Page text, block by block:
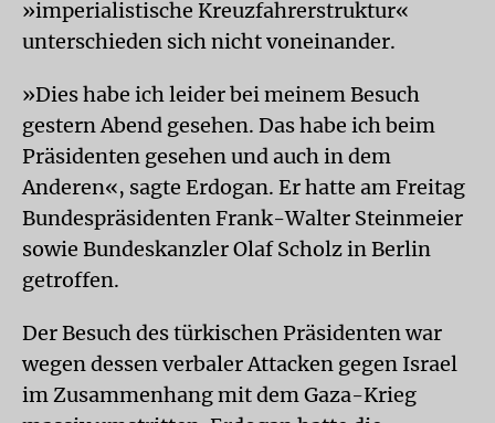
»imperialistische Kreuzfahrerstruktur«
unterschieden sich nicht voneinander.
»Dies habe ich leider bei meinem Besuch
gestern Abend gesehen. Das habe ich beim
Präsidenten gesehen und auch in dem
Anderen«, sagte Erdogan. Er hatte am Freitag
Bundespräsidenten Frank-Walter Steinmeier
sowie Bundeskanzler Olaf Scholz in Berlin
getroffen.
Der Besuch des türkischen Präsidenten war
wegen dessen verbaler Attacken gegen Israel
im Zusammenhang mit dem Gaza-Krieg